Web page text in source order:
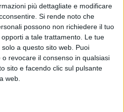
più dettagliate e modificare
Si rende noto che
possono non richiedere il tuo
a tale trattamento. Le tue
a questo sito web. Puoi
revocare il consenso in qualsiasi
sito e facendo clic sul pulsante
web.
Contattaci
Lavora con noi